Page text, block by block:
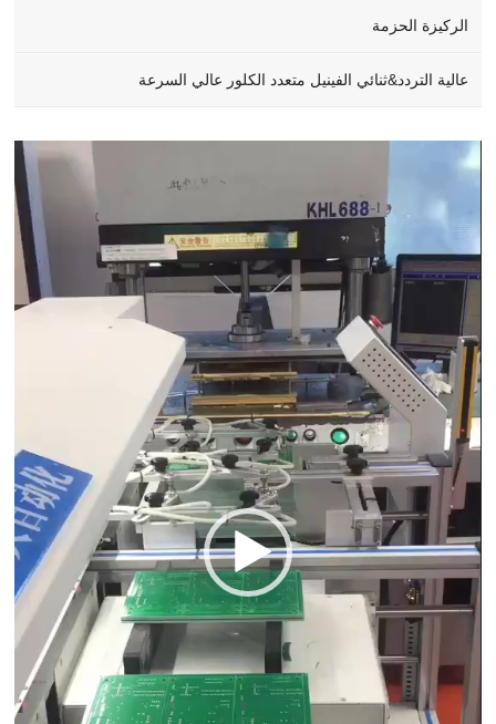
الركيزة الحزمة
عالية التردد&ثنائي الفينيل متعدد الكلور عالي السرعة
Video